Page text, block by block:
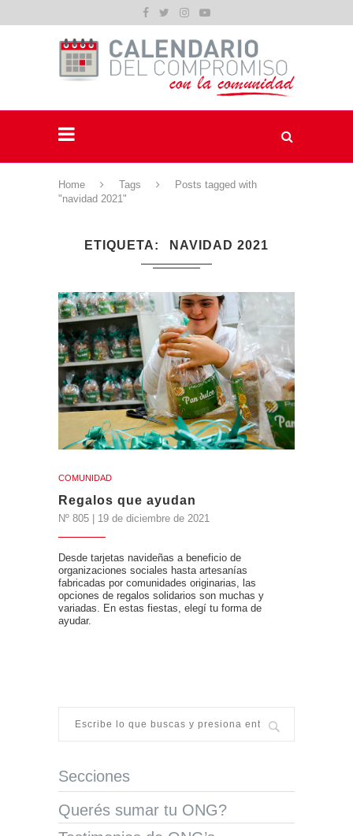
Home Tags
Posts tagged with
"navidad 2021"
ETIQUETA NAVIDAD 2021
COMUNIDAD
Regalos que ayudan
Nº 805 | 19 de diciembre de 2021
Desde tarjetas navideñas a beneficio de
organizaciones sociales hasta artesanías
fabricadas por comunidades originarias, las
opciones de regalos solidarios son muchas y
variadas. En estas fiestas, elegí tu forma de
ayudar.
Secciones
Querés sumar tu ONG?